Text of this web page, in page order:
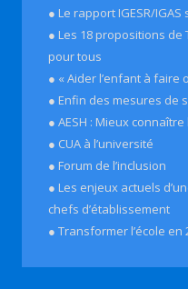
● Le rapport IGESR/
● Les 18 propositions de
pour tous
● « Aider l’enfant à
● Enfin des mesures de
● AESH : Mieux
● CUA à l’université
● Forum de l’inclusion
● Les enjeux actuels
chefs d’établissement
● Transformer l’école en